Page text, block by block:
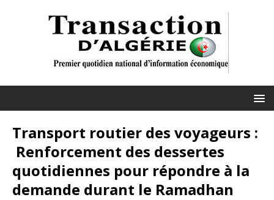
Transport routier des voyageurs :
Renforcement des dessertes
quotidiennes pour répondre à la
demande durant le Ramadhan